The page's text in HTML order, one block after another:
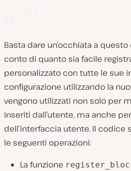
Basta dare un’occhiata a
conto di quanto sia facile
personalizzato con tutte le sue
configurazione utilizzando la
vengono utilizzati non solo per
inseriti dall’utente, ma anche
dell’interfaccia utente. Il codice
le seguenti operazioni:
La funzione